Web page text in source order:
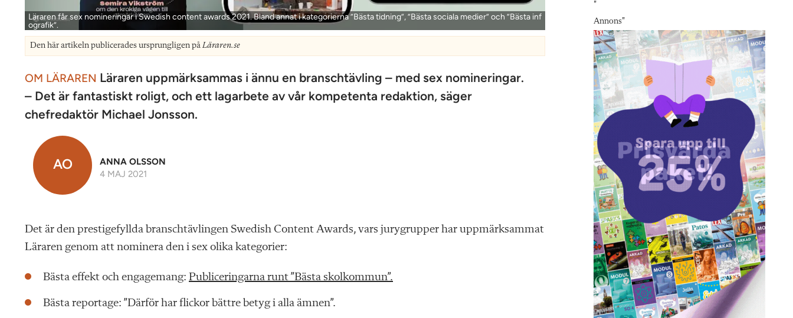
Läraren får sex nomineringar i Swedish content awards 2021. Bland annat i kategorierna ”Bästa tidning”, ”Bästa sociala medier” och ”Bästa inf
ografik”.
Den här artikeln publicerades ursprungligen påLäraren.se
OM LÄRAREN Läraren uppmärksammas i ännu en branschtävling – med sex nomineringar.
– Det är fantastiskt roligt, och ett lagarbete av vår kompetenta redaktion, säger
chefredaktör Michael Jonsson.
AO
ANNA OLSSON
4 MAJ 2021
Det är den prestigefyllda branschtävlingen Swedish Content Awards, vars jurygrupper har uppmärksammat
Läraren genom att nominera den i sex olika kategorier:
Bästa effekt och engagemang: Publiceringarna runt ”Bästa skolkommun”.
Bästa reportage: ”Därför har flickor bättre betyg i alla ämnen”.
"
Annons"